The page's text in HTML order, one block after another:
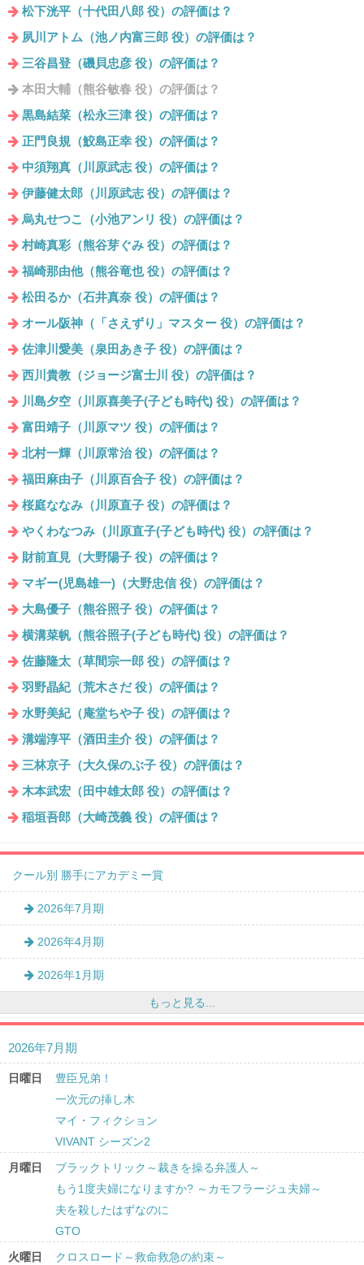
松下洸平（十代田八郎 役）の評価は？
夙川アトム（池ノ内富三郎 役）の評価は？
三谷昌登（磯貝忠彦 役）の評価は？
本田大輔（熊谷敏春 役）の評価は？
黒島結菜（松永三津 役）の評価は？
正門良規（鮫島正幸 役）の評価は？
中須翔真（川原武志 役）の評価は？
伊藤健太郎（川原武志 役）の評価は？
烏丸せつこ（小池アンリ 役）の評価は？
村崎真彩（熊谷芽ぐみ 役）の評価は？
福崎那由他（熊谷竜也 役）の評価は？
松田るか（石井真奈 役）の評価は？
オール阪神（「さえずり」マスター 役）の評価は？
佐津川愛美（泉田あき子 役）の評価は？
西川貴教（ジョージ富士川 役）の評価は？
川島夕空（川原喜美子(子ども時代) 役）の評価は？
富田靖子（川原マツ 役）の評価は？
北村一輝（川原常治 役）の評価は？
福田麻由子（川原百合子 役）の評価は？
桜庭ななみ（川原直子 役）の評価は？
やくわなつみ（川原直子(子ども時代) 役）の評価は？
財前直見（大野陽子 役）の評価は？
マギー(児島雄一)（大野忠信 役）の評価は？
大島優子（熊谷照子 役）の評価は？
横溝菜帆（熊谷照子(子ども時代) 役）の評価は？
佐藤隆太（草間宗一郎 役）の評価は？
羽野晶紀（荒木さだ 役）の評価は？
水野美紀（庵堂ちや子 役）の評価は？
溝端淳平（酒田圭介 役）の評価は？
三林京子（大久保のぶ子 役）の評価は？
木本武宏（田中雄太郎 役）の評価は？
稲垣吾郎（大崎茂義 役）の評価は？
クール別 勝手にアカデミー賞
2026年7月期
2026年4月期
2026年1月期
もっと見る...
2026年7月期
日曜日
豊臣兄弟！
一次元の挿し木
マイ・フィクション
VIVANT シーズン2
月曜日
ブラックトリック～裁きを操る弁護人～
もう1度夫婦になりますか? ～カモフラージュ夫婦～
夫を殺したはずなのに
GTO
火曜日
クロスロード～救命救急の約束～